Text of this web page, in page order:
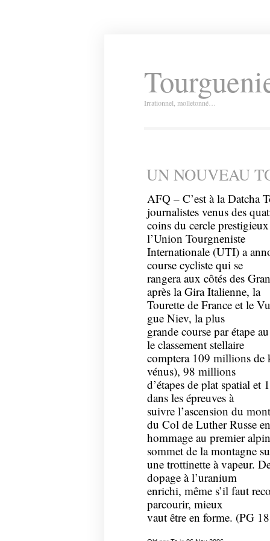
Irrationnel, molletonné…
UN NOUVEAU
AFQ – C’est à la Datcha
journalistes venus des
coins du cercle
l’Union Tourgneniste
Internationale (UTI) a
course cycliste qui se
rangera aux côtés des
après la Gira Italienne, la
Tourette de France et le
gue Niev, la plus
grande course par étape
le classement stellaire
comptera 109 millions de
vénus), 98 millions
d’étapes de plat spatial et
dans les épreuves à
suivre l’ascension du
du Col de Luther Russe en
hommage au premier
sommet de la montagne
une trottinette à vapeur.
dopage à l’uranium
enrichi, même s’il faut
parcourir, mieux
vaut être en forme. (PG